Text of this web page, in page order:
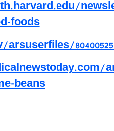
foods
beans